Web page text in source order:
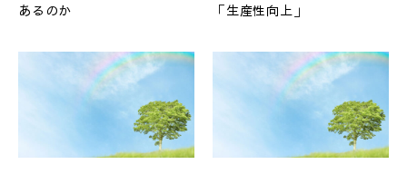
あるのか
「生産性向上」